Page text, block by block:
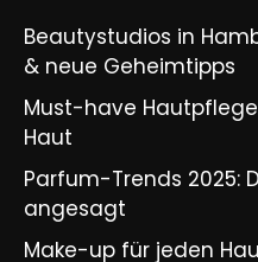
Beautystudios in
& neue Geheimtipps
Must-have
Haut
Parfum-Trends 2025:
angesagt
Make-up für jeden